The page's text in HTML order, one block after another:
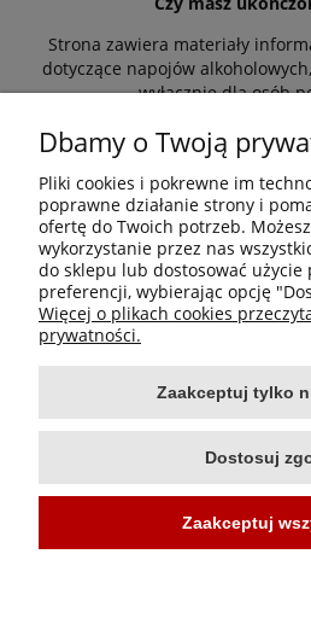
Strona zawiera materiały
dotyczące napojów
wyłącznie dla osób
Nie
Tak
Bądź na bieżąco z naszymi
*Zapisując się zgadzasz się z nasząpolityką
Informacje
Moje konto
Płatności i dostawa
Projekt i wykonanie:
Dbamy o Twoją
Pliki cookies i pokrewne im
poprawne działanie strony i
ofertę do Twoich potrzeb.
wykorzystanie przez nas
do sklepu lub dostosować użycie
preferencji, wybierając opcję
Więcej o plikach cookies
prywatności.
Zaakceptuj tylko
Dostosuj
Zaakceptuj